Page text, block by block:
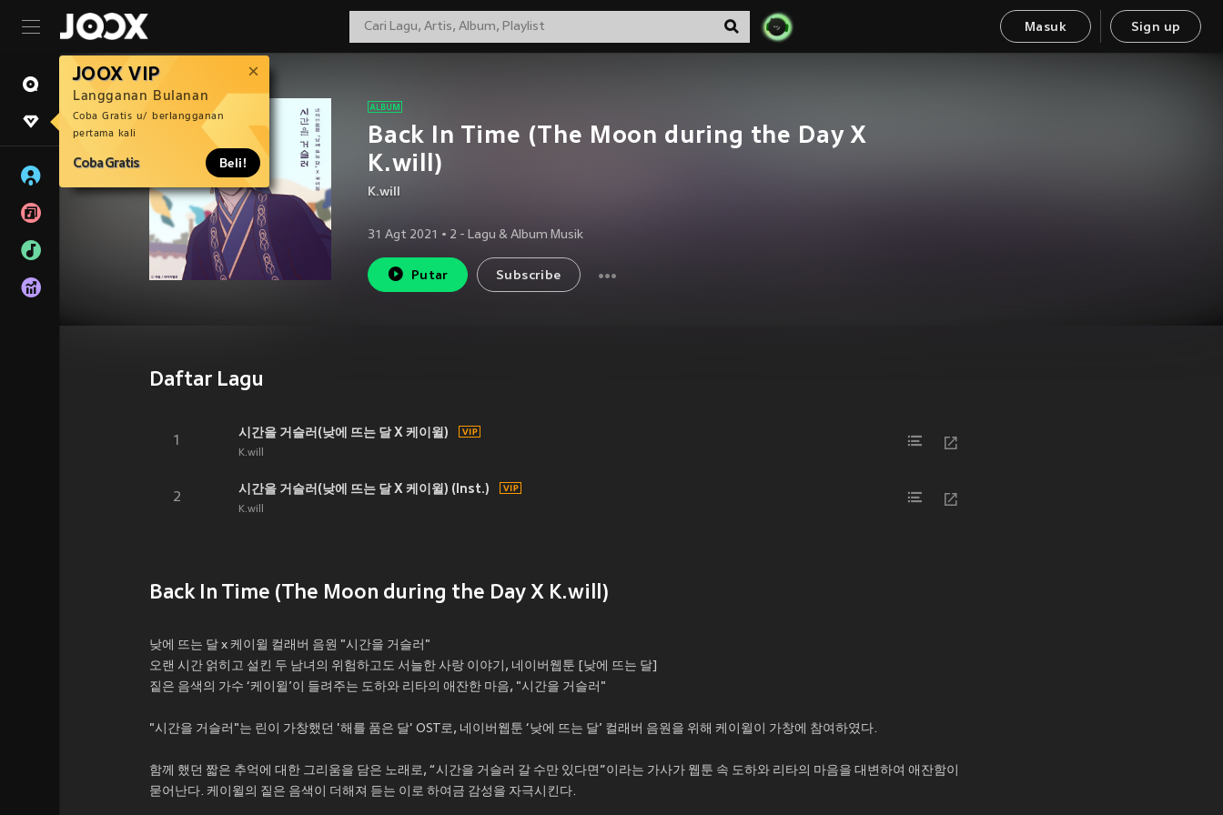
Masuk Sign up
JOOX VIP
Langganan Bulanan
Coba Gratis u/ berlangganan
pertama kali
Coba Gratis Beli!
Back In Time (The Moon during the Day X
K.will)
K.will
31 Agt 2021 • 2 - Lagu & Album Musik
Putar Subscribe
Daftar Lagu
1
시간을 거슬러(낮에 뜨는 달 X 케이윌)
K.will
2
시간을 거슬러(낮에 뜨는 달 X 케이윌) (Inst.)
K.will
Back In Time (The Moon during the Day X K.will)
낮에 뜨는 달 x 케이윌 컬래버 음원 "시간을 거슬러"
오랜 시간 얽히고 설킨 두 남녀의 위험하고도 서늘한 사랑 이야기, 네이버웹툰 [낮에 뜨는 달]
짙은 음색의 가수 ‘케이윌’이 들려주는 도하와 리타의 애잔한 마음, "시간을 거슬러"
"시간을 거슬러"는 린이 가창했던 '해를 품은 달' OST로, 네이버웹툰 ‘낮에 뜨는 달’ 컬래버 음원을 위해 케이윌이 가창에 참여하였다.
함께 했던 짧은 추억에 대한 그리움을 담은 노래로, “시간을 거슬러 갈 수만 있다면”이라는 가사가 웹툰 속 도하와 리타의 마음을 대변하여 애잔함이
묻어난다. 케이윌의 짙은 음색이 더해져 듣는 이로 하여금 감성을 자극시킨다.